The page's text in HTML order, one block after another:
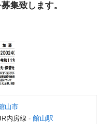
集致します。
山市
内房線 - 館山駅